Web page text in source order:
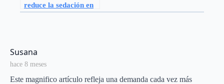
reduce la sedación en
Susana
hace 8 meses
Este magnifico artículo refleja una demanda cada vez más